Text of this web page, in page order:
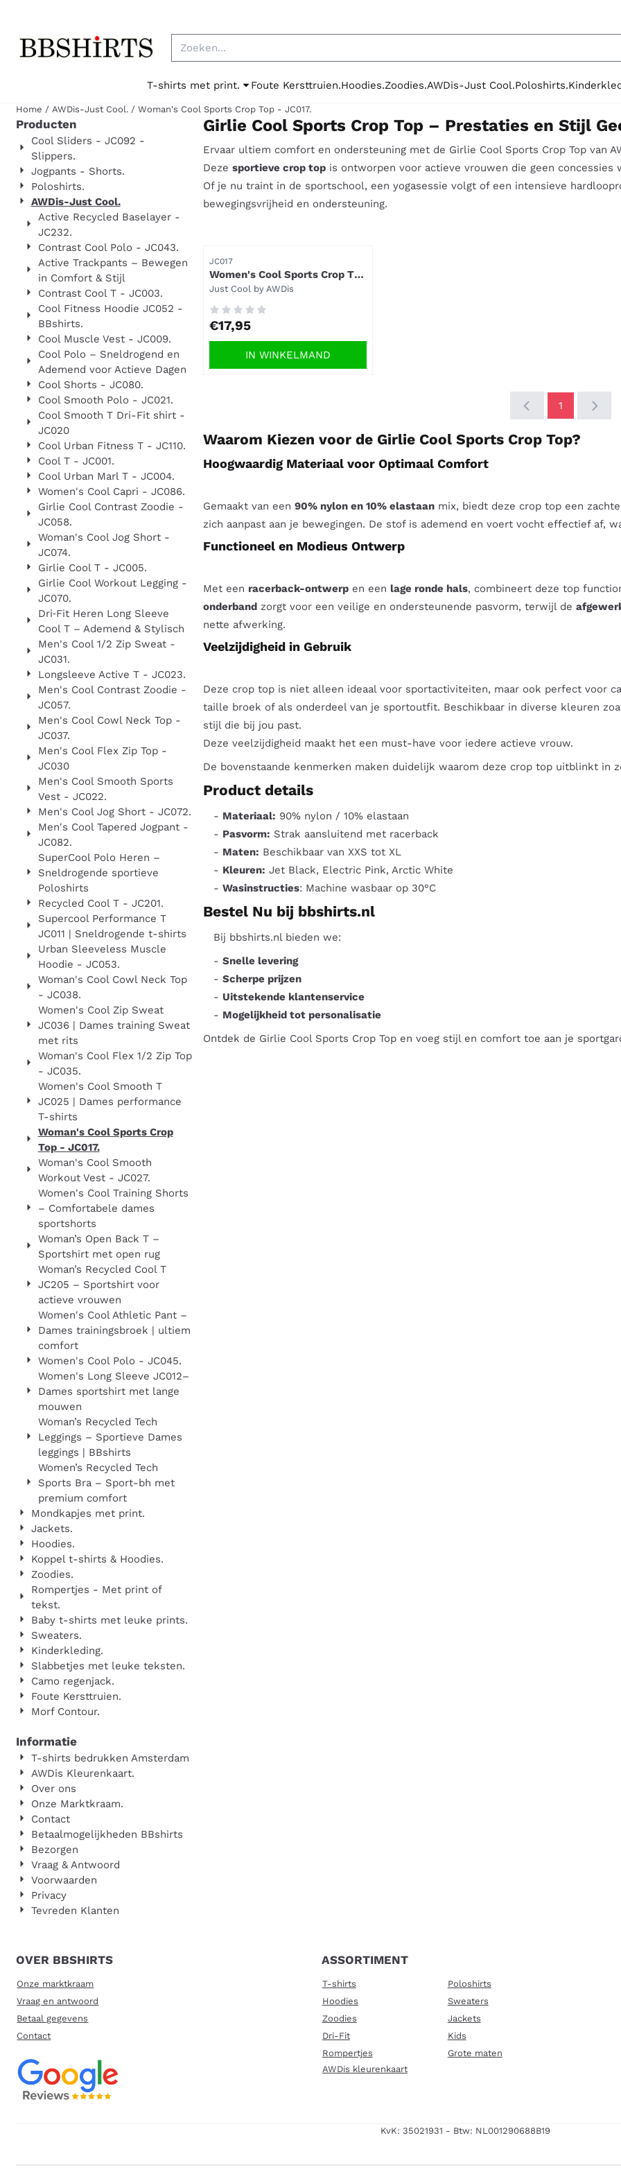
Zoeken
T-shirts met print. Foute Kersttruien.Hoodies.Zoodies.AWDis-Just Cool.Poloshirts.
Home / AWDis-Just Cool. / Woman's Cool Sports Crop Top - JC017.
Producten
Cool Sliders - JC092 -
Slippers.
Jogpants - Shorts.
Poloshirts.
AWDis-Just Cool.
Active Recycled Baselayer -
JC232.
Contrast Cool Polo - JC043.
Active Trackpants – Bewegen
in Comfort & Stijl
Contrast Cool T - JC003.
Cool Fitness Hoodie JC052 -
BBshirts.
Cool Muscle Vest - JC009.
Cool Polo – Sneldrogend en
Ademend voor Actieve Dagen
Cool Shorts - JC080.
Cool Smooth Polo - JC021.
Cool Smooth T Dri-Fit shirt -
JC020
Cool Urban Fitness T - JC110.
Cool T - JC001.
Cool Urban Marl T - JC004.
Women's Cool Capri - JC086.
Girlie Cool Contrast Zoodie -
JC058.
Woman's Cool Jog Short -
JC074.
Girlie Cool T - JC005.
Girlie Cool Workout Legging -
JC070.
Dri‑Fit Heren Long Sleeve
Cool T – Ademend & Stylisch
Men's Cool 1/2 Zip Sweat -
JC031.
Longsleeve Active T - JC023.
Men's Cool Contrast Zoodie -
JC057.
Men's Cool Cowl Neck Top -
JC037.
Men's Cool Flex Zip Top -
JC030
Men's Cool Smooth Sports
Vest - JC022.
Men's Cool Jog Short - JC072.
Men's Cool Tapered Jogpant -
JC082.
SuperCool Polo Heren –
Sneldrogende sportieve
Poloshirts
Recycled Cool T - JC201.
Supercool Performance T
JC011 | Sneldrogende t-shirts
Urban Sleeveless Muscle
Hoodie - JC053.
Woman's Cool Cowl Neck Top
- JC038.
Women's Cool Zip Sweat
JC036 | Dames training Sweat
met rits
Woman's Cool Flex 1/2 Zip Top
- JC035.
Women's Cool Smooth T
JC025 | Dames performance
T-shirts
Woman's Cool Sports Crop
Top - JC017.
Woman's Cool Smooth
Workout Vest - JC027.
Women's Cool Training Shorts
– Comfortabele dames
sportshorts
Woman’s Open Back T –
Sportshirt met open rug
Woman’s Recycled Cool T
JC205 – Sportshirt voor
actieve vrouwen
Women's Cool Athletic Pant –
Dames trainingsbroek | ultiem
comfort
Women's Cool Polo - JC045.
Women's Long Sleeve JC012–
Dames sportshirt met lange
mouwen
Woman’s Recycled Tech
Leggings – Sportieve Dames
leggings | BBshirts
Women’s Recycled Tech
Sports Bra – Sport-bh met
premium comfort
Mondkapjes met print.
Jackets.
Hoodies.
Koppel t-shirts & Hoodies.
Zoodies.
Rompertjes - Met print of
tekst.
Baby t-shirts met leuke prints.
Sweaters.
Kinderkleding.
Slabbetjes met leuke teksten.
Camo regenjack.
Foute Kersttruien.
Morf Contour.
Informatie
T-shirts bedrukken Amsterdam
AWDis Kleurenkaart.
Over ons
Onze Marktkraam.
Contact
Betaalmogelijkheden BBshirts
Bezorgen
Vraag & Antwoord
Voorwaarden
Privacy
Tevreden Klanten
Girlie Cool Sports Crop Top – Prestaties en Stijl
Ervaar ultiem comfort en ondersteuning met de Girlie Cool Sports Crop Top van
Dezesportieve crop top is ontworpen voor actieve vrouwen die geen
Of je nu traint in de sportschool, een yogasessie volgt of een intensieve
bewegingsvrijheid en ondersteuning.
Artikelnummer
JC017
Women's Cool Sports Crop Top
JC017 - Ultieme
Merk:
Just Cool by AWDis
Prijs: 17,95
€17,95
IN WINKELMAND
1
Waarom Kiezen voor de Girlie Cool Sports Crop Top?
Hoogwaardig Materiaal voor Optimaal Comfort
Gemaakt van een90% nylon en 10% elastaan mix, biedt deze crop top een
zich aanpast aan je bewegingen. De stof is ademend en voert vocht effectief af,
Functioneel en Modieus Ontwerp
Met een racerback-ontwerp en een lage ronde hals, combineert deze top
onderband zorgt voor een veilige en ondersteunende pasvorm, terwijl de
nette afwerking.
Veelzijdigheid in Gebruik
Deze crop top is niet alleen ideaal voor sportactiviteiten, maar ook perfect voor
taille broek of als onderdeel van je sportoutfit. Beschikbaar in diverse kleuren
stijl die bij jou past.
Deze veelzijdigheid maakt het een must-have voor iedere actieve vrouw.
De bovenstaande kenmerken maken duidelijk waarom deze crop top uitblinkt
Product details
- Materiaal: 90% nylon / 10% elastaan
- Pasvorm: Strak aansluitend met racerback
- Maten: Beschikbaar van XXS tot XL
- Kleuren: Jet Black, Electric Pink, Arctic White
-Wasinstructies: Machine wasbaar op 30°C
Bestel Nu bij bbshirts.nl
Bij bbshirts.nl bieden we:
-Snelle levering
-Scherpe prijzen
- Uitstekende klantenservice
- Mogelijkheid tot personalisatie
Ontdek de Girlie Cool Sports Crop Top en voeg stijl en comfort toe aan je
OVER BBSHIRTS
Onze marktkraam
Vraag en antwoord
Betaal gegevens
Contact
ASSORTIMENT
T-shirts
Poloshirts
Hoodies
Sweaters
Zoodies
Jackets
Dri-Fit
Kids
Rompertjes
Grote maten
AWDis kleurenkaart
KvK: 35021931 - Btw: NL001290688B19